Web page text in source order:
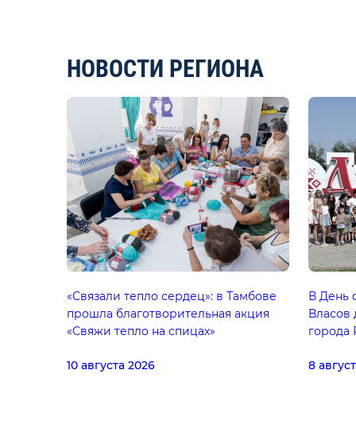
НОВОСТИ РЕГИОНА
«Связали тепло сердец»: в Тамбове
прошла благотворительная акция
«Свяжи тепло на спицах»
10 августа 2026
В День
Власов
города
8